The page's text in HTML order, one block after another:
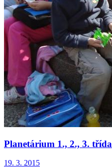
Planetárium 1., 2., 3. třída
19. 3. 2015